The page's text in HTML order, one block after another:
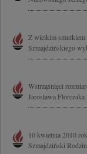
Z wielkim smutkiem
Szmajdzińskiego
Wstrząśnięci
Jarosława
10 kwietnia 2010
Szmajdziński